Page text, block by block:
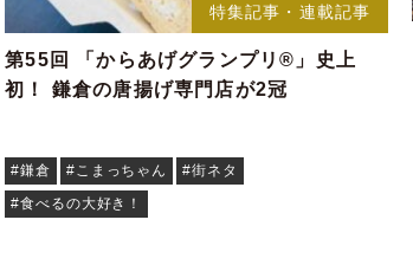
特集記事・連載記事
第55回 「からあげグランプリ®」史上
初！ 鎌倉の唐揚げ専門店が2冠
#鎌倉 #こまっちゃん
#街ネタ
#食べるの大好き！